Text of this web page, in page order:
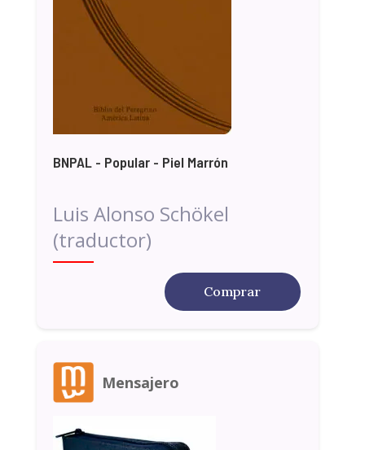
BNPAL - Popular - Piel Marrón
Luis Alonso Schökel
(traductor)
Comprar
Mensajero